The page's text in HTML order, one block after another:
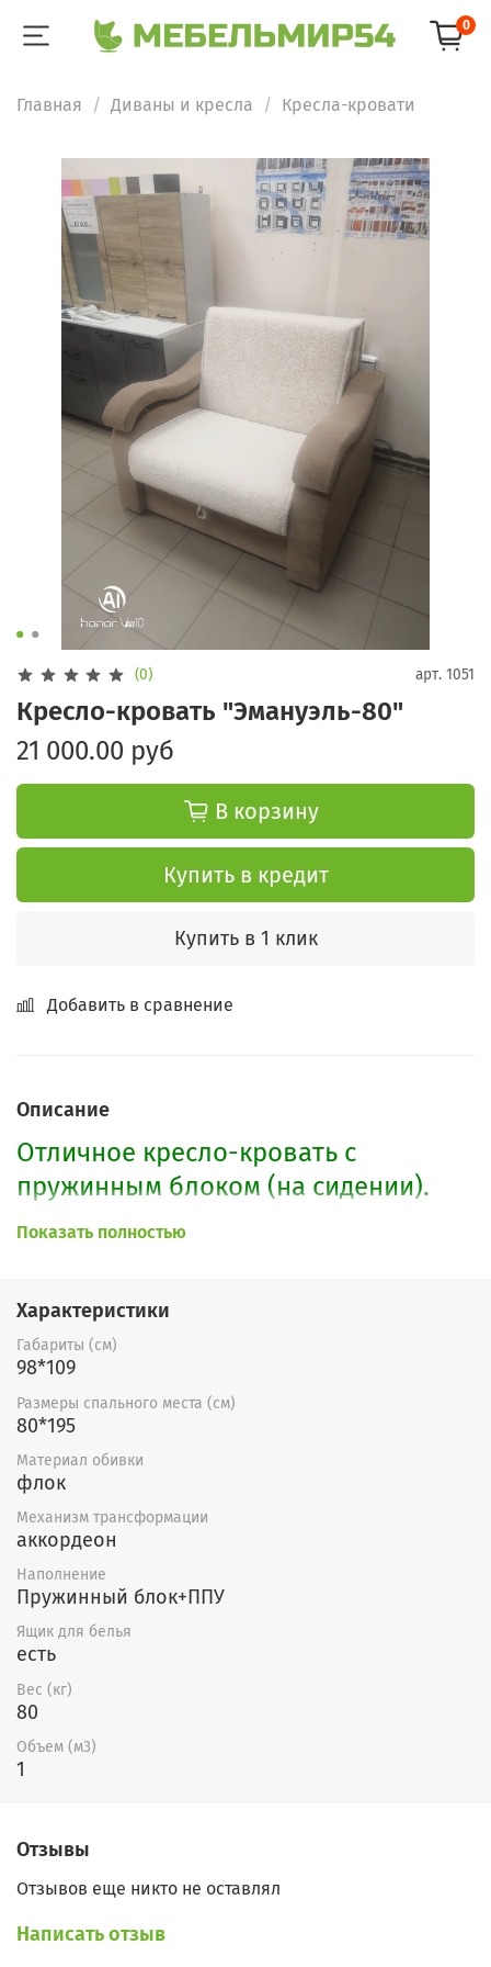
0
Главная Диваны и кресла Кресла-кровати
(0) арт. 1051
Кресло-кровать "Эмануэль-80"
21 000.00 руб
В корзину
Купить в кредит
Купить в 1 клик
Добавить в сравнение
Описание
Отличное кресло-кровать с
пружинным блоком (на сидении).
Материал премиум-класса флок.
Занимает небольшое пространство.
По Вашему желанию возможно
изменение габаритов, расцветки,
форм подлокотников. Каталог
тканей можно найти
Показать полностью
Характеристики
Габариты (см)
98*109
Размеры спального места (см)
80*195
Материал обивки
флок
Механизм трансформации
аккордеон
Наполнение
Пружинный блок+ППУ
Ящик для белья
есть
Вес (кг)
80
Объем (м3)
1
Отзывы
Отзывов еще никто не оставлял
Написать отзыв